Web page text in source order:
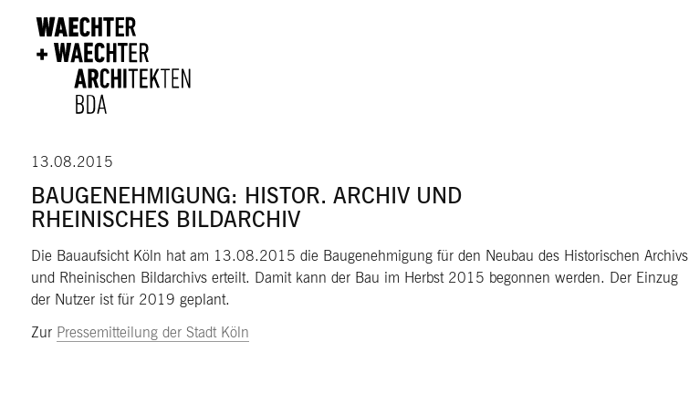
13.08.2015
BAUGENEHMIGUNG: HISTOR. ARCHIV UND
RHEINISCHES BILDARCHIV
Die Bauaufsicht Köln hat am 13.08.2015 die Baugenehmigung für den Neubau des Historischen Archivs
und Rheinischen Bildarchivs erteilt. Damit kann der Bau im Herbst 2015 begonnen werden. Der Einzug
der Nutzer ist für 2019 geplant.
Zur Pressemitteilung der Stadt Köln